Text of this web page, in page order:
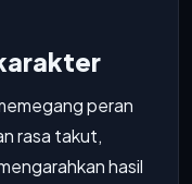
peran
rasa takut,
hasil